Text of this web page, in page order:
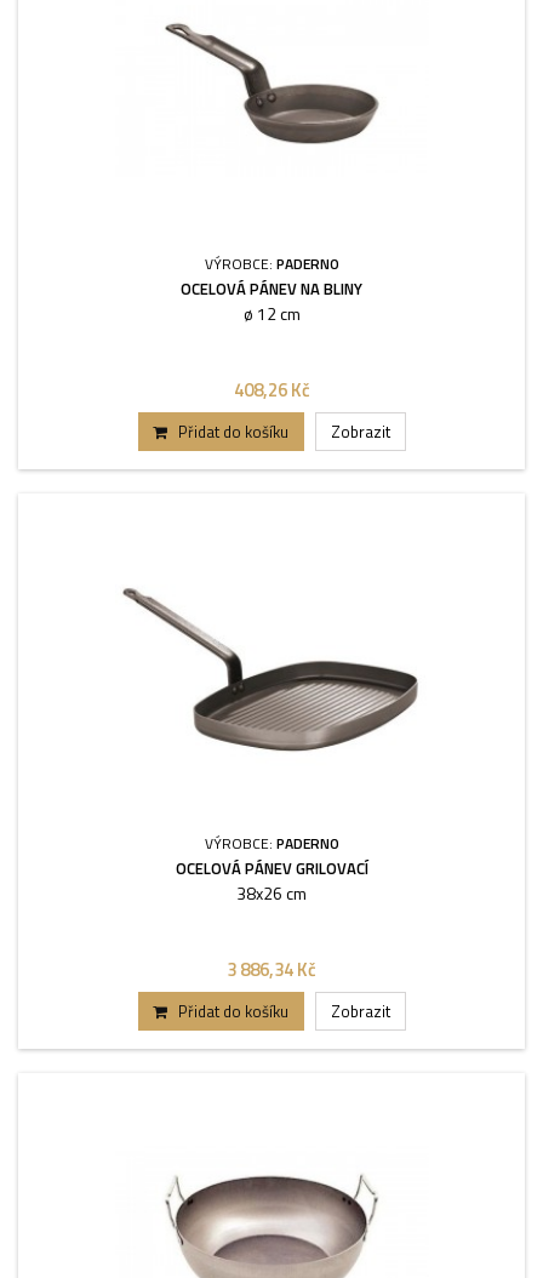
VÝROBCE: PADERNO
OCELOVÁ PÁNEV NA BLINY
ø 12 cm
408,26 Kč
Přidat do košíku Zobrazit
VÝROBCE: PADERNO
OCELOVÁ PÁNEV GRILOVACÍ
38x26 cm
3 886,34 Kč
Přidat do košíku Zobrazit